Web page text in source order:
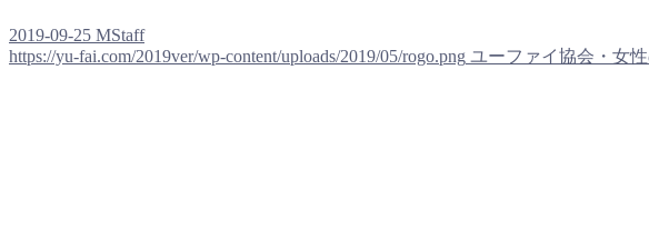
2019-09-25 MStaff
https://yu-fai.com/2019ver/wp-content/uploads/2019/05/rogo.png ユーファイ協会・女